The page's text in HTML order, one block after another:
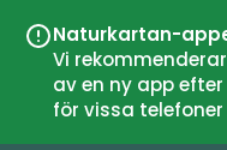
Naturkartan-
Vi
av en ny app
för vissa